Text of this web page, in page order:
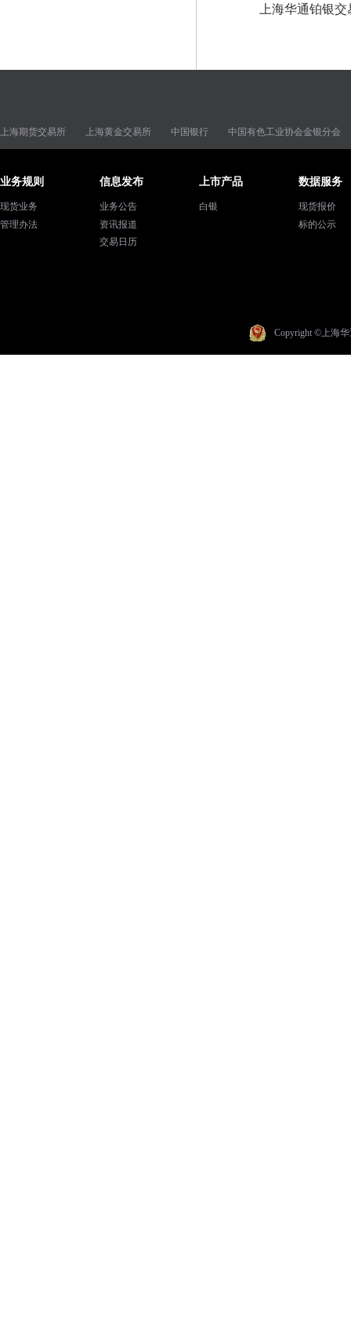
上海华通铂银
上海期货交易所 上海黄金交易所 中国银行 中国有色工业协会金银分会
业务规则
现货业务
管理办法
信息发布
业务公告
资讯报道
交易日历
上市产品
白银
数据服务
现货报价
标的公示
Copyright ©上海